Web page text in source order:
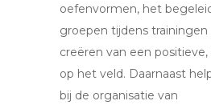
oefenvormen, het
groepen tijdens
creëren van een
op het veld. Daarnaast
bij de organisatie van